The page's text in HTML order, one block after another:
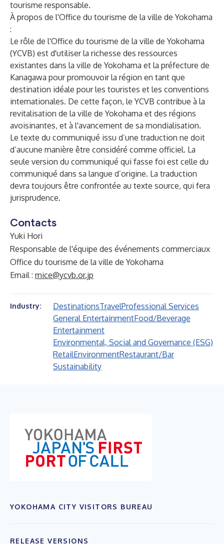
tourisme responsable.
À propos de l'Office du tourisme de la ville de Yokohama
:
Le rôle de l'Office du tourisme de la ville de Yokohama
(YCVB) est d'utiliser la richesse des ressources
existantes dans la ville de Yokohama et la préfecture de
Kanagawa pour promouvoir la région en tant que
destination idéale pour les touristes et les conventions
internationales. De cette façon, le YCVB contribue à la
revitalisation de la ville de Yokohama et des régions
avoisinantes, et à l'avancement de sa mondialisation.
Le texte du communiqué issu d’une traduction ne doit
d’aucune manière être considéré comme officiel. La
seule version du communiqué qui fasse foi est celle du
communiqué dans sa langue d’origine. La traduction
devra toujours être confrontée au texte source, qui fera
jurisprudence.
Contacts
Yuki Hori
Responsable de l'équipe des événements commerciaux
Office du tourisme de la ville de Yokohama
Email : mice@ycvb.or.jp
Industry: DestinationsTravelProfessional Services
General EntertainmentFood/Beverage
Entertainment
Environmental, Social and Governance (ESG)
RetailEnvironmentRestaurant/Bar
Sustainability
YOKOHAMA CITY VISITORS BUREAU
RELEASE VERSIONS